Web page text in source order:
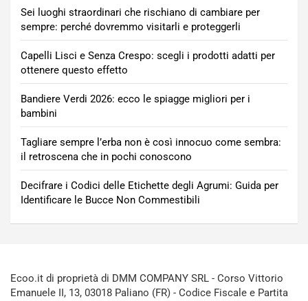
Sei luoghi straordinari che rischiano di cambiare per
sempre: perché dovremmo visitarli e proteggerli
Capelli Lisci e Senza Crespo: scegli i prodotti adatti per
ottenere questo effetto
Bandiere Verdi 2026: ecco le spiagge migliori per i
bambini
Tagliare sempre l’erba non è così innocuo come sembra:
il retroscena che in pochi conoscono
Decifrare i Codici delle Etichette degli Agrumi: Guida per
Identificare le Bucce Non Commestibili
Ecoo.it di proprietà di DMM COMPANY SRL - Corso Vittorio
Emanuele II, 13, 03018 Paliano (FR) - Codice Fiscale e Partita